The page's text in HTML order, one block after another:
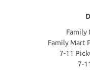
Family
Family Mart
7-11
7-